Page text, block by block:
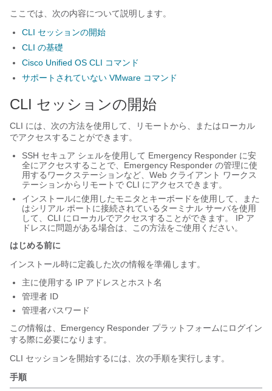
ここでは、次の内容について説明します。
CLI セッションの開始
CLI の基礎
Cisco Unified OS CLI コマンド
サポートされていない VMware コマンド
CLI セッションの開始
CLI には、次の方法を使用して、リモートから、またはローカル
でアクセスすることができます。
SSH セキュア シェルを使用して Emergency Responder に安
全にアクセスすることで、Emergency Responder の管理に使
用するワークステーションなど、Web クライアント ワークス
テーションからリモートで CLI にアクセスできます。
インストールに使用したモニタとキーボードを使用して、また
はシリアル ポートに接続されているターミナル サーバを使用
して、CLI にローカルでアクセスすることができます。 IP ア
ドレスに問題がある場合は、この方法をご使用ください。
はじめる前に
インストール時に定義した次の情報を準備します。
主に使用する IP アドレスとホスト名
管理者 ID
管理者パスワード
この情報は、Emergency Responder プラットフォームにログイン
する際に必要になります。
CLI セッションを開始するには、次の手順を実行します。
手順